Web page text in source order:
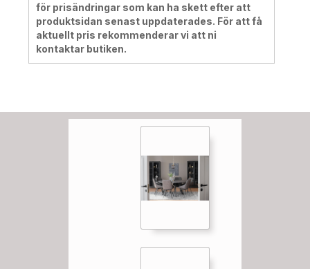
för prisändringar som kan ha skett efter att
produktsidan senast uppdaterades. För att få
aktuellt pris rekommenderar vi att ni
kontaktar butiken.